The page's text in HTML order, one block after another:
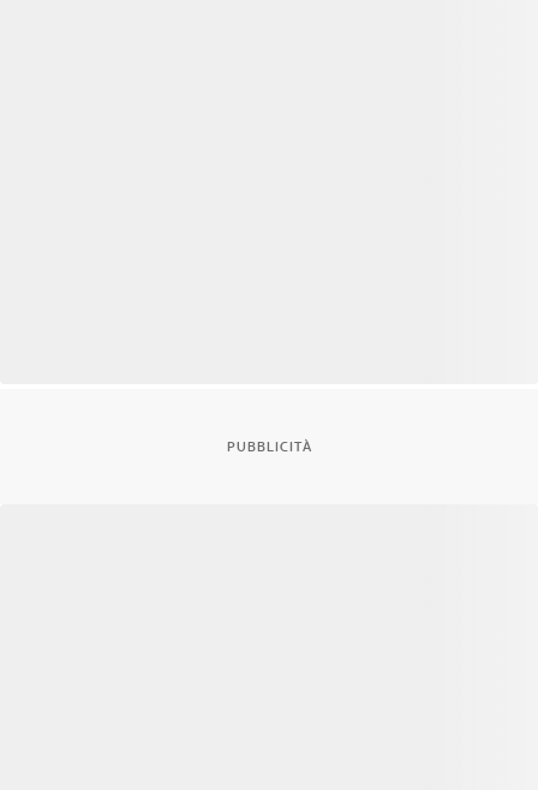
PUBBLICITÀ